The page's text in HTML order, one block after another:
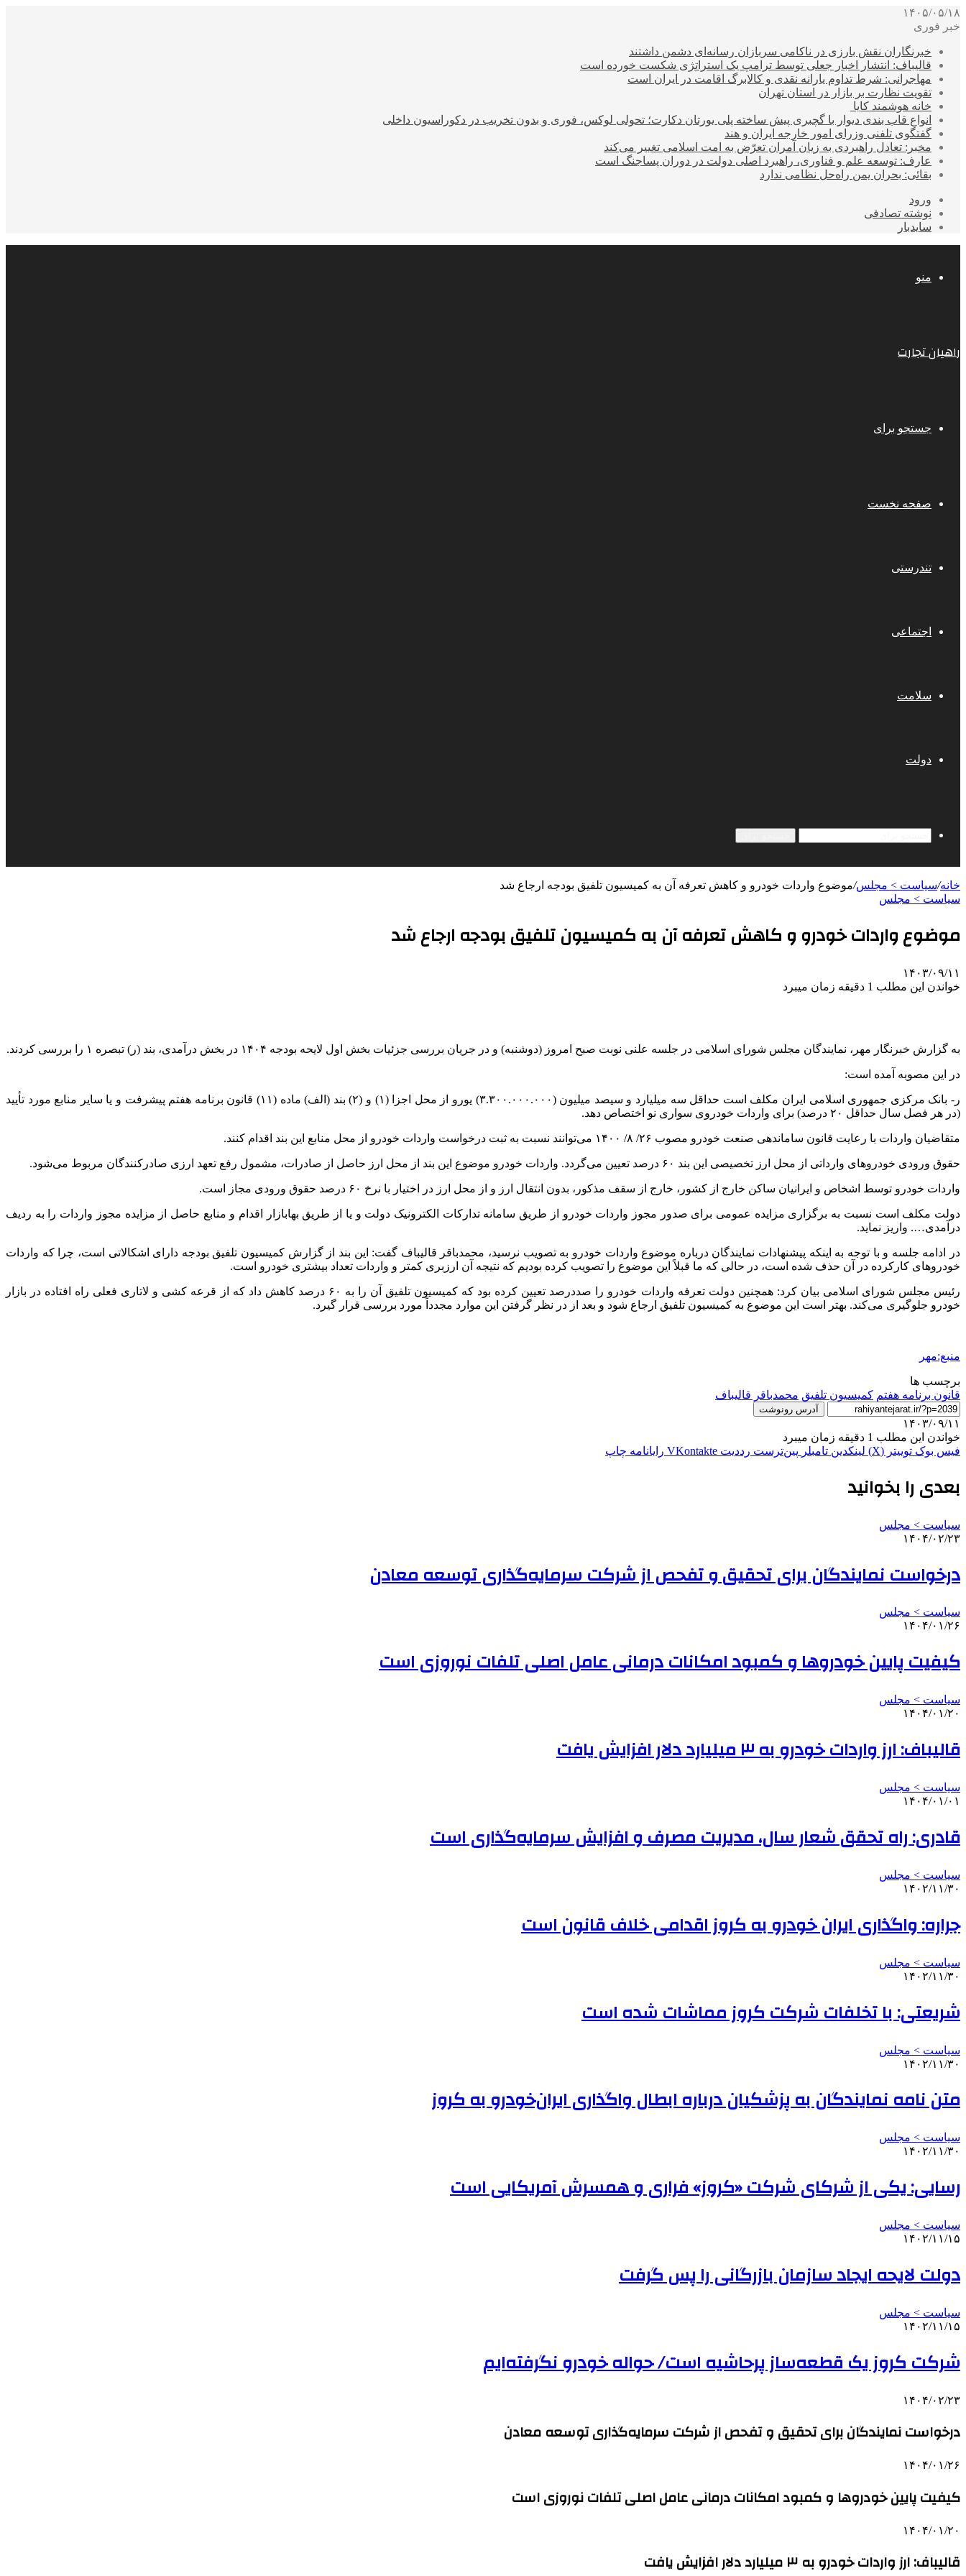
۱۴۰۵/۰۵/۱۸
خبر فوری
خبرنگاران نقش بارزی در ناکامی سربازان رسانه‌ای دشمن داشتند
قالیباف: انتشار اخبار جعلی توسط ترامپ یک استراتژی شکست خورده است
مهاجرانی: شرط تداوم یارانه نقدی و کالابرگ اقامت در ایران است
تقویت نظارت بر بازار در استان تهران
خانه هوشمند کایا
انواع قاب بندی دیوار با گچبری پیش ساخته پلی یورتان دکارت؛ تحولی لوکس، فوری و بدون تخریب در دکوراسیون داخلی
گفتگوی تلفنی وزرای امور خارجه ایران و هند
مخبر: تعادل راهبردی به زیان آمران تعرّض به امت اسلامی تغییر می‌کند
عارف: توسعه علم و فناوری، راهبرد اصلی دولت در دوران پساجنگ است
بقائی: بحران یمن راه‌حل نظامی ندارد
ورود
نوشته تصادفی
سایدبار
منو
راهیان تجارت
جستجو برای
صفحه نخست
تندرستی
اجتماعی
سلامت
دولت
خانه/سیاست > مجلس/موضوع واردات خودرو و کاهش تعرفه آن به کمیسیون تلفیق بودجه ارجاع شد
سیاست > مجلس
موضوع واردات خودرو و کاهش تعرفه آن به کمیسیون تلفیق بودجه ارجاع شد
۱۴۰۳/۰۹/۱۱
خواندن این مطلب 1 دقیقه زمان میبرد
به گزارش خبرنگار مهر، نمایندگان مجلس شورای اسلامی در جلسه علنی نوبت صبح امروز (دوشنبه) و در جریان بررسی جزئیات بخش اول لایحه بودجه ۱۴۰۴ در بخش درآمدی، بند ( ر) تبصره ۱ را بررسی کردند.
در این مصوبه آمده است:
ر- بانک مرکزی جمهوری اسلامی ایران مکلف است حداقل سه میلیارد و سیصد میلیون (۳.۳۰۰.۰۰۰.۰۰۰) یورو از محل اجزا (۱) و (۲) بند (الف) ماده (۱۱) قانون برنامه هفتم پیشرفت و یا سایر منابع مورد تأیید
(در هر فصل سال حداقل ۲۰ درصد) برای واردات خودروی سواری نو اختصاص دهد.
متقاضیان واردات با رعایت قانون ساماندهی صنعت خودرو مصوب ۲۶/ ۸/ ۱۴۰۰ می‌توانند نسبت به ثبت درخواست واردات خودرو از محل منابع این بند اقدام کنند.
حقوق ورودی خودروهای وارداتی از محل ارز تخصیصی این بند ۶۰ درصد تعیین می‌گردد. واردات خودرو موضوع این بند از محل ارز حاصل از صادرات، مشمول رفع تعهد ارزی صادرکنندگان مربوط می‌شود.
واردات خودرو توسط اشخاص و ایرانیان ساکن خارج از کشور، خارج از سقف مذکور، بدون انتقال ارز و از محل ارز در اختیار با نرخ ۶۰ درصد حقوق ورودی مجاز است.
دولت مکلف است نسبت به برگزاری مزایده عمومی برای صدور مجوز واردات خودرو از طریق سامانه تدارکات الکترونیک دولت و یا از طریق بهابازار اقدام و منابع حاصل از مزایده مجوز واردات را به ردیف
درآمدی…. واریز نماید.
در ادامه جلسه و با توجه به اینکه پیشنهادات نمایندگان درباره موضوع واردات خودرو به تصویب نرسید، محمدباقر قالیباف گفت: این بند از گزارش کمیسیون تلفیق بودجه دارای اشکالاتی است، چرا که واردات
خودروهای کارکرده در آن حذف شده است، در حالی که ما قبلاً این موضوع را تصویب کرده بودیم که نتیجه آن ارزبری کمتر و واردات تعداد بیشتری خودرو است.
رئیس مجلس شورای اسلامی بیان کرد: همچنین دولت تعرفه واردات خودرو را صددرصد تعیین کرده بود که کمیسیون تلفیق آن را به ۶۰ درصد کاهش داد که از قرعه کشی و لاتاری فعلی راه افتاده در بازار
خودرو جلوگیری می‌کند. بهتر است این موضوع به کمیسیون تلفیق ارجاع شود و بعد از در نظر گرفتن این موارد مجدداً مورد بررسی قرار گیرد.
منبع:مهر
برچسب ها
قانون برنامه هفتم کمیسیون تلفیق محمدباقر قالیباف
آدرس رونوشت
۱۴۰۳/۰۹/۱۱
خواندن این مطلب 1 دقیقه زمان میبرد
فیس بوک توییتر (X) لینکدین ‫تامبلر ‫پین‌ترست ‫رددیت ‫VKontakte رایانامه چاپ
بعدی را بخوانید
سیاست > مجلس
۱۴۰۴/۰۲/۲۳
درخواست نمایندگان برای تحقیق و تفحص از شرکت سرمایه‌گذاری توسعه معادن
سیاست > مجلس
۱۴۰۴/۰۱/۲۶
کیفیت پایین خودروها و کمبود امکانات درمانی عامل اصلی تلفات نوروزی است
سیاست > مجلس
۱۴۰۴/۰۱/۲۰
قالیباف: ارز واردات خودرو به ۳ میلیارد دلار افزایش یافت
سیاست > مجلس
۱۴۰۴/۰۱/۰۱
قادری: راه تحقق شعار سال، مدیریت مصرف و افزایش سرمایه‌گذاری است
سیاست > مجلس
۱۴۰۲/۱۱/۳۰
جراره: واگذاری ایران خودرو به کروز اقدامی خلاف قانون است
سیاست > مجلس
۱۴۰۲/۱۱/۳۰
شریعتی: با تخلفات شرکت کروز مماشات شده است
سیاست > مجلس
۱۴۰۲/۱۱/۳۰
متن نامه نمایندگان به پزشکیان درباره ابطال واگذاری ایران‌خودرو به کروز
سیاست > مجلس
۱۴۰۲/۱۱/۳۰
رسایی: یکی از شرکای شرکت «کروز» فراری و همسرش آمریکایی است
سیاست > مجلس
۱۴۰۲/۱۱/۱۵
دولت لایحه ایجاد سازمان بازرگانی را پس گرفت
سیاست > مجلس
۱۴۰۲/۱۱/۱۵
شرکت کروز یک قطعه‌ساز پرحاشیه است/ حواله خودرو نگرفته‌ایم
۱۴۰۴/۰۲/۲۳
درخواست نمایندگان برای تحقیق و تفحص از شرکت سرمایه‌گذاری توسعه معادن
۱۴۰۴/۰۱/۲۶
کیفیت پایین خودروها و کمبود امکانات درمانی عامل اصلی تلفات نوروزی است
۱۴۰۴/۰۱/۲۰
قالیباف: ارز واردات خودرو به ۳ میلیارد دلار افزایش یافت